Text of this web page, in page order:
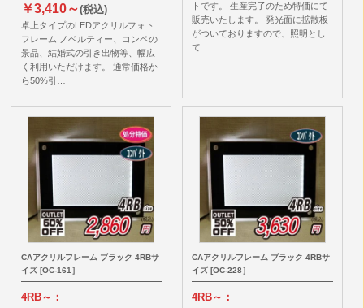
￥3,410～(税込)
卓上タイプのLEDアクリルフォト
フレーム ノベルティー、コンペの
景品、結婚式の引き出物等、幅広
く利用いただけます。 通常価格か
ら50%引…
トです。 生産完了のため特価にて
販売いたします。 発光面に拡散板
がついておりますので、照明とし
て…
CAアクリルフレーム ブラック 4RBサ
イズ [OC-161］
4RB～：
CAアクリルフレーム ブラック 4RBサ
イズ [OC-228］
4RB～：